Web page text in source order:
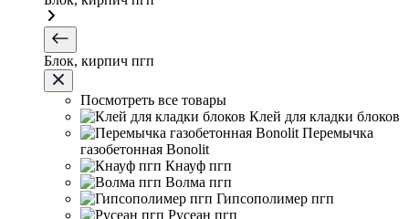
Блок, кирпич пгп
Посмотреть все товары
Клей для кладки блоков
Перемычка
газобетонная Bonolit
Кнауф пгп
Волма пгп
Гипсополимер пгп
Русеан пгп